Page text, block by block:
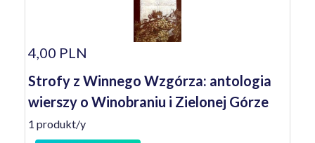
4,00 PLN
Strofy z Winnego Wzgórza: antologia
wierszy o Winobraniu i Zielonej Górze
1 produkt/y